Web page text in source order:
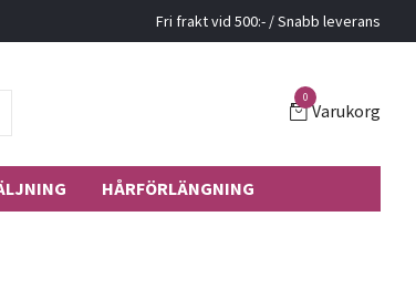
Fri frakt vid 500:- / Snabb leverans
0
Varukorg
HÅRFÖRLÄNGNING